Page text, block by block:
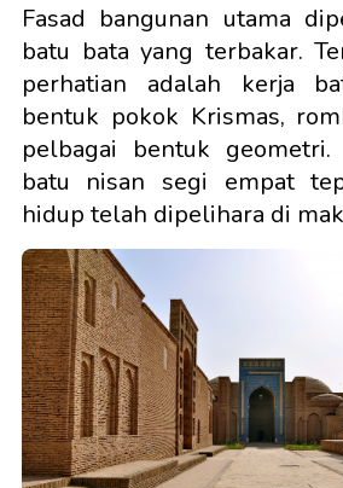
Fasad bangunan utama
batu bata yang terbakar.
perhatian adalah kerja
bentuk pokok Krismas,
pelbagai bentuk
batu nisan segi empat
hidup telah dipelihara di